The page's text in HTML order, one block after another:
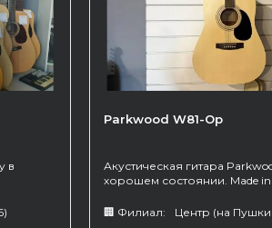
в
Parkwood W81-Op
Акустическая гитара
хорошем состоянии. Made in
🏢 Филиал: Центр (на